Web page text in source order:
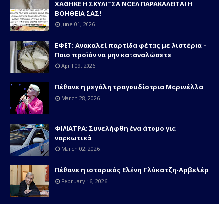
ΧΑΘΗΚΕ Η ΣΚΥΛΙΤΣΑ ΝΟΕΛ ΠΑΡΑΚΑΛΕΙΤΑΙ Η
ΒΟΗΘΕΙΑ ΣΑΣ!
June 01, 2026
ΕΦΕΤ: Ανακαλεί παρτίδα φέτας με λιστέρια –
Ποιο προϊόν να μην καταναλώσετε
April 09, 2026
Πέθανε η μεγάλη τραγουδίστρια Μαρινέλλα
March 28, 2026
ΦΙΛΙΑΤΡΑ: Συνελήφθη ένα άτομο για
ναρκωτικά
March 02, 2026
Πέθανε η ιστορικός Ελένη Γλύκατζη-Αρβελέρ
February 16, 2026